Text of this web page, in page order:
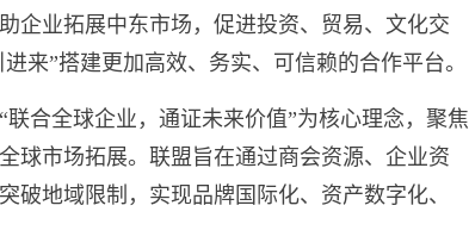
企业拓展中东市场，促进投资、贸易、文化交
来”搭建更加高效、务实、可信赖的合作平台。
合全球企业，通证未来价值”为核心理念，聚焦
球市场拓展。联盟旨在通过商会资源、企业资
破地域限制，实现品牌国际化、资产数字化、